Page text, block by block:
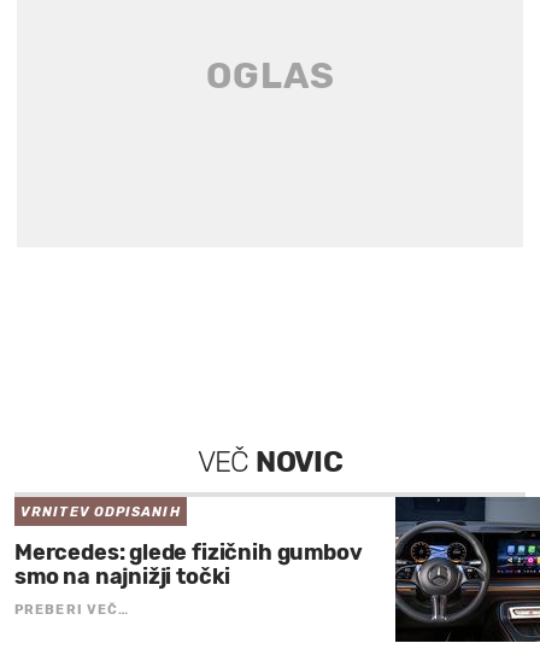
VEČ NOVIC
VRNITEV ODPISANIH
Mercedes: glede fizičnih gumbov
smo na najnižji točki
PREBERI VEČ…